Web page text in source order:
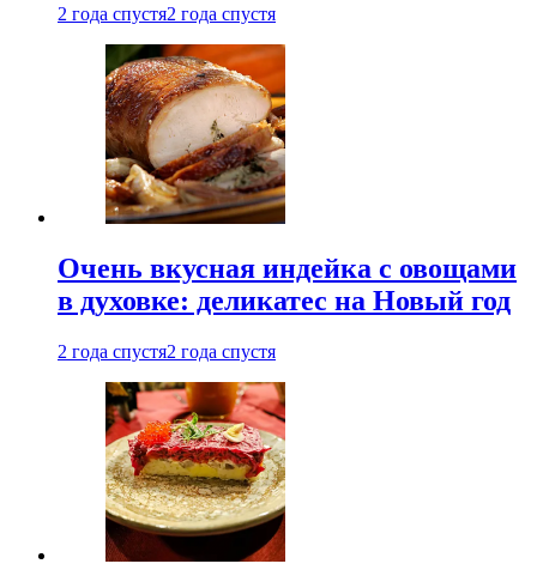
2 года спустя2 года спустя
Очень вкусная индейка с овощами
в духовке: деликатес на Новый год
2 года спустя2 года спустя